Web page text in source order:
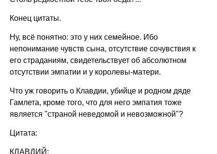
Конец цитаты.
Ну, всё понятно: это у них семейное. Ибо
непонимание чувств сына, отсутствие сочувствия к
его страданиям, свидетельствует об абсолютном
отсутствии эмпатии и у королевы-матери.
Что уж говорить о Клавдии, убийце и родном дяде
Гамлета, кроме того, что для него эмпатия тоже
является "страной неведомой и невозможной"?
Цитата:
КЛАВДИЙ: